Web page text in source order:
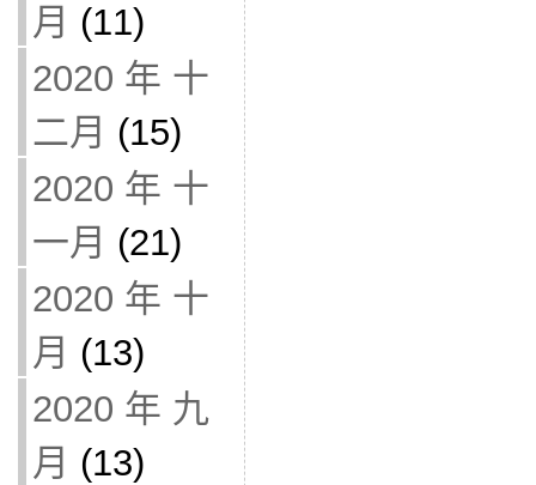
月 (11)
2020 年 十
二月 (15)
2020 年 十
一月 (21)
2020 年 十
月 (13)
2020 年 九
月 (13)